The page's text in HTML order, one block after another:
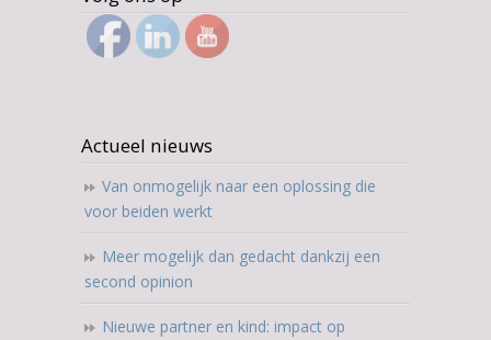
Actueel nieuws
Van onmogelijk naar een oplossing die
voor beiden werkt
Meer mogelijk dan gedacht dankzij een
second opinion
Nieuwe partner en kind: impact op